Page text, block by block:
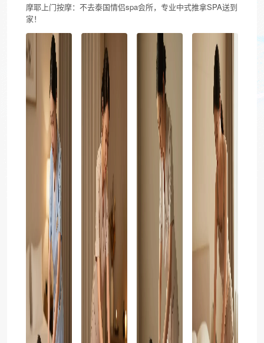
摩耶上门按摩：不去泰国情侣spa会所，专业中式推拿SPA送到
家！